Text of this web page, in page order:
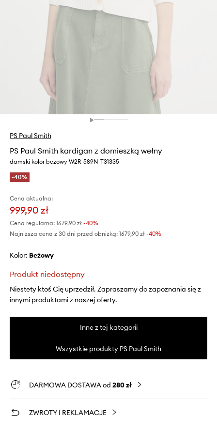
PS Paul Smith
PS Paul Smith kardigan z domieszką wełny
damski kolor beżowy W2R-589N-T31335
-40%
Cena aktualna:
999,90 zł
Cena regularna: 1679,90 zł -40%
Najniższa cena z 30 dni przed obniżką: 1679,90 zł -40%
Kolor: beżowy
Produkt niedostępny
Niestety ktoś Cię uprzedził. Zapraszamy do zapoznania się z
innymi produktami z naszej oferty.
Inne z tej kategorii
Wszystkie produkty PS Paul Smith
DARMOWA DOSTAWA od 280 zł
ZWROTY I REKLAMACJE